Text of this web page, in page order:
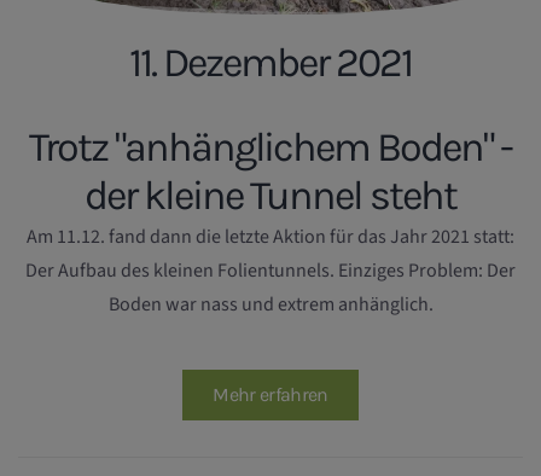
11. Dezember 2021
Trotz "anhänglichem Boden" -
der kleine Tunnel steht
Am 11.12. fand dann die letzte Aktion für das Jahr 2021 statt:
Der Aufbau des kleinen Folientunnels. Einziges Problem: Der
Boden war nass und extrem anhänglich.
Mehr erfahren